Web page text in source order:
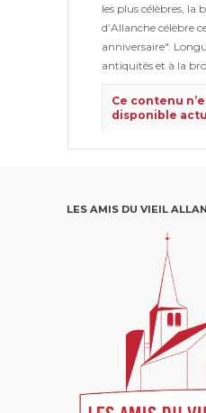
les plus célèbres, la
d’Allanche célèbre
anniversaire".
antiquités et à la
Ce contenu
disponible
LES AMIS DU VIEIL